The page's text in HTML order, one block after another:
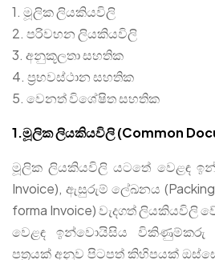
1. මූලික ලියකියවිලි
2. පරිවහන ලියකියවිලි
3. අනුකූලතා සහතික
4. ප්‍රභවස්ථාන සහතික
5. වෙනත් විශේෂිත සහතික
1.මූලික ලියකියවිලි (Common
මූලික ලියකියවිලි යටතේ වෙළඳ
Invoice), ඇසුරුම් ලේඛනය
forma Invoice) වැදගත් ලියකියවිලි
වෙළඳ ඉන්වොයිසිය
පත්‍රයක් අනුව පිටපත් කිහිපයක්